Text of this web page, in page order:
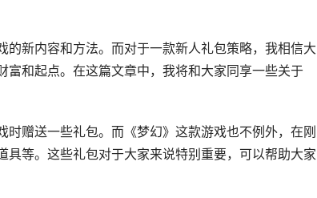
新内容和方法。而对于一款新人礼包策略，我相信大
和起点。在这篇文章中，我将和大家同享一些关于
赠送一些礼包。而《梦幻》这款游戏也不例外，在刚
等。这些礼包对于大家来说特别重要，可以帮助大家